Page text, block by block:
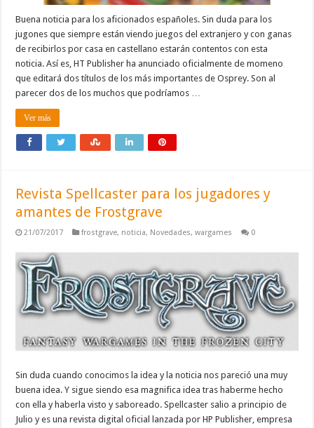
Buena noticia para los aficionados españoles. Sin duda para los
jugones que siempre están viendo juegos del extranjero y con ganas
de recibirlos por casa en castellano estarán contentos con esta
noticia. Así es, HT Publisher ha anunciado oficialmente de momeno
que editará dos títulos de los más importantes de Osprey. Son al
parecer dos de los muchos que podríamos …
Ver más
Revista Spellcaster para los jugadores y
amantes de Frostgrave
21/07/2017 frostgrave, noticia, Novedades,wargames 0
Sin duda cuando conocimos la idea y la noticia nos pareció una muy
buena idea. Y sigue siendo esa magnifica idea tras haberme hecho
con ella y haberla visto y saboreado. Spellcaster salio a principio de
Julio y es una revista digital oficial lanzada por HP Publisher, empresa